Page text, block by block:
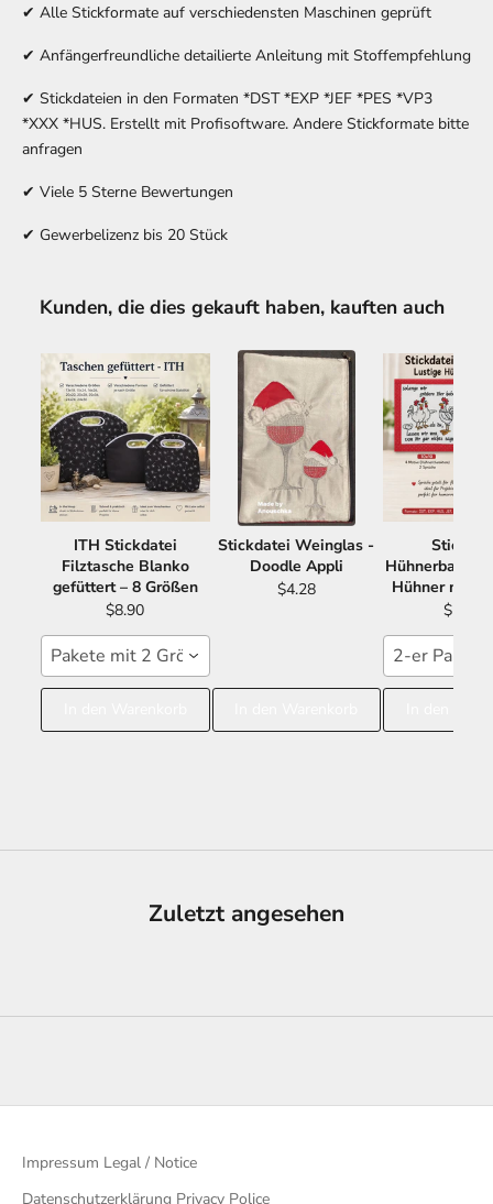
✔ Alle Stickformate auf verschiedensten Maschinen geprüft
✔ Anfängerfreundliche detailierte Anleitung mit Stoffempfehlung
✔ Stickdateien in den Formaten *DST *EXP *JEF *PES *VP3
*XXX *HUS. Erstellt mit Profisoftware. Andere Stickformate bitte
anfragen
✔ Viele 5 Sterne Bewertungen
✔ Gewerbelizenz bis 20 Stück
Kunden, die dies gekauft haben, kauften auch
ITH Stickdatei
Filztasche Blanko
gefüttert – 8 Größen
$8.90
Pakete mit 2 Größen 15x24 16x26
Stickdatei Weinglas -
Doodle Appli
$4.28
Hühnerbande
Hühner mit
$11.21
2-er Paket
Zuletzt angesehen
Impressum Legal / Notice
Datenschutzerklärung Privacy Police